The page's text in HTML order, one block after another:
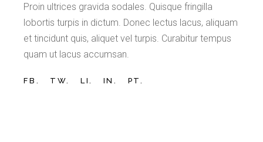
Proin ultrices gravida sodales. Quisque fringilla
lobortis turpis in dictum. Donec lectus lacus, aliquam
et tincidunt quis, aliquet vel turpis. Curabitur tempus
quam ut lacus accumsan.
FB. TW. LI. IN. PT.